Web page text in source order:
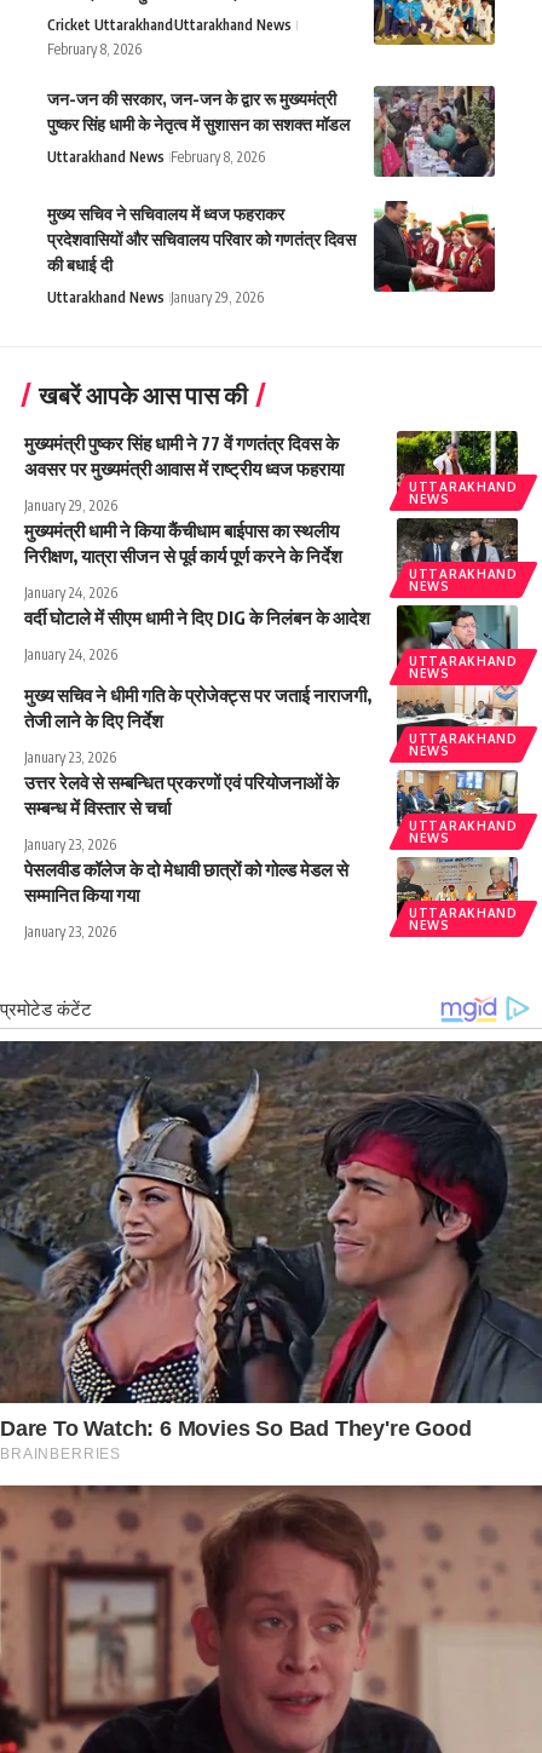
Cricket UttarakhandUttarakhand News
February 8, 2026
जन-जन की सरकार, जन-जन के द्वार रू मुख्यमंत्री
पुष्कर सिंह धामी के नेतृत्व में सुशासन का सशक्त मॉडल
Uttarakhand News February 8, 2026
मुख्य सचिव ने सचिवालय में ध्वज फहराकर
प्रदेशवासियों और सचिवालय परिवार को गणतंत्र दिवस
की बधाई दी
Uttarakhand News January 29, 2026
खबरें आपके आस पास की
UTTARAKHAND
NEWS
मुख्यमंत्री पुष्कर सिंह धामी ने 77 वें गणतंत्र दिवस के
अवसर पर मुख्यमंत्री आवास में राष्ट्रीय ध्वज फहराया
January 29, 2026
UTTARAKHAND
NEWS
मुख्यमंत्री धामी ने किया कैंचीधाम बाईपास का स्थलीय
निरीक्षण, यात्रा सीजन से पूर्व कार्य पूर्ण करने के निर्देश
January 24, 2026
UTTARAKHAND
NEWS
वर्दी घोटाले में सीएम धामी ने दिए DIG के निलंबन के आदेश
January 24, 2026
UTTARAKHAND
NEWS
मुख्य सचिव ने धीमी गति के प्रोजेक्ट्स पर जताई नाराजगी,
तेजी लाने के दिए निर्देश
January 23, 2026
UTTARAKHAND
NEWS
उत्तर रेलवे से सम्बन्धित प्रकरणों एवं परियोजनाओं के
सम्बन्ध में विस्तार से चर्चा
January 23, 2026
UTTARAKHAND
NEWS
पेसलवीड कॉलेज के दो मेधावी छात्रों को गोल्ड मेडल से
सम्मानित किया गया
January 23, 2026